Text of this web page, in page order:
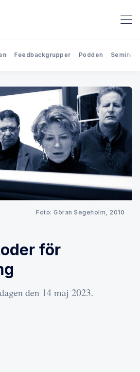
Feedbackgrupper Podden
Foto: Göran Segeholm, 2010
för
den 14 maj 2023.